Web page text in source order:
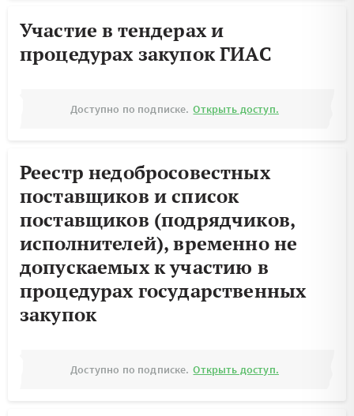
Участие в тендерах и
процедурах закупок ГИАС
Доступно по подписке. Открыть доступ.
Реестр недобросовестных
поставщиков и список
поставщиков (подрядчиков,
исполнителей), временно не
допускаемых к участию в
процедурах государственных
закупок
Доступно по подписке. Открыть доступ.